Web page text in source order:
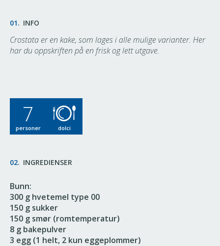
01. INFO
Crostata er en kake, som lages i alle mulige varianter. Her
har du oppskriften på en frisk og lett utgave.
7
personer dolci
02. INGREDIENSER
Bunn:
300 g hvetemel type 00
150 g sukker
150 g smør (romtemperatur)
8 g bakepulver
3 egg (1 helt, 2 kun eggeplommer)